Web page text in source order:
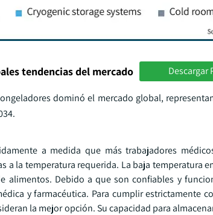
tendencias del mercado Descargar
dominó el mercado global,
a medida que más trabajadores
a la temperatura requerida. La baja temperatura
alimentos. Debido a que son confiables y
y farmacéutica. Para cumplir estrictamente
la mejor opción. Su capacidad para